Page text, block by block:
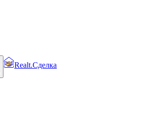
Realt.Сделка